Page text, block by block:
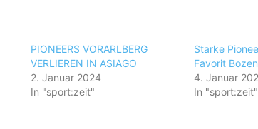
PIONEERS VORARLBERG
VERLIEREN IN ASIAGO
2. Januar 2024
In "sport:zeit"
Starke
Favorit Bozen
4. Januar
In "sport:zeit"